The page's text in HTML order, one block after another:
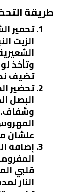
طريقة
تحمير
الزيت
وتأخذ
تضيف
تحضير
البصل
وشفاف.
علشان
إضافة
قلبي